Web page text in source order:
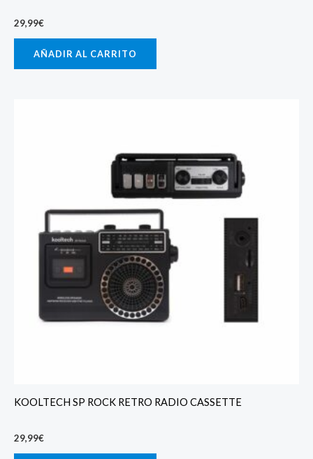
29,99€
AÑADIR AL CARRITO
KOOLTECH SP ROCK RETRO RADIO CASSETTE
29,99€